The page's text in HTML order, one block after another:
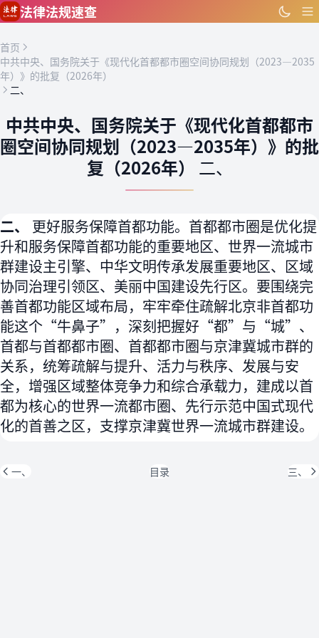
跳到主要内容
法律法规速查
首页
中共中央、国务院关于《现代化首都都市圈空间协同规划（2023—2035
年）》的批复（2026年）
二、
中共中央、国务院关于《现代化首都都市
圈空间协同规划（2023—2035年）》的批
复（2026年） 二、
二、 更好服务保障首都功能。首都都市圈是优化提
升和服务保障首都功能的重要地区、世界一流城市
群建设主引擎、中华文明传承发展重要地区、区域
协同治理引领区、美丽中国建设先行区。要围绕完
善首都功能区域布局，牢牢牵住疏解北京非首都功
能这个“牛鼻子”，深刻把握好“都”与“城”、
首都与首都都市圈、首都都市圈与京津冀城市群的
关系，统筹疏解与提升、活力与秩序、发展与安
全，增强区域整体竞争力和综合承载力，建成以首
都为核心的世界一流都市圈、先行示范中国式现代
化的首善之区，支撑京津冀世界一流城市群建设。
一、 目录 三、